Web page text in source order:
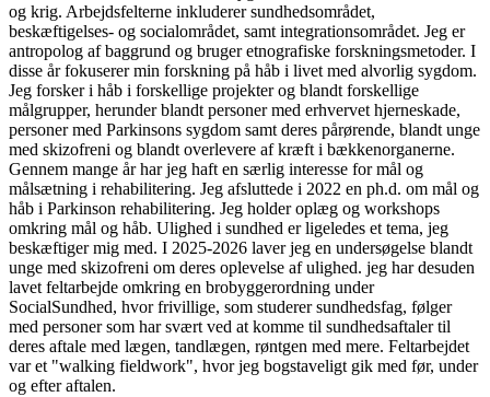
og krig. Arbejdsfelterne inkluderer sundhedsområdet,
beskæftigelses- og socialområdet, samt integrationsområdet. Jeg er
antropolog af baggrund og bruger etnografiske forskningsmetoder. I
disse år fokuserer min forskning på håb i livet med alvorlig sygdom.
Jeg forsker i håb i forskellige projekter og blandt forskellige
målgrupper, herunder blandt personer med erhvervet hjerneskade,
personer med Parkinsons sygdom samt deres pårørende, blandt unge
med skizofreni og blandt overlevere af kræft i bækkenorganerne.
Gennem mange år har jeg haft en særlig interesse for mål og
målsætning i rehabilitering. Jeg afsluttede i 2022 en ph.d. om mål og
håb i Parkinson rehabilitering. Jeg holder oplæg og workshops
omkring mål og håb. Ulighed i sundhed er ligeledes et tema, jeg
beskæftiger mig med. I 2025-2026 laver jeg en undersøgelse blandt
unge med skizofreni om deres oplevelse af ulighed. jeg har desuden
lavet feltarbejde omkring en brobyggerordning under
SocialSundhed, hvor frivillige, som studerer sundhedsfag, følger
med personer som har svært ved at komme til sundhedsaftaler til
deres aftale med lægen, tandlægen, røntgen med mere. Feltarbejdet
var et "walking fieldwork", hvor jeg bogstaveligt gik med før, under
og efter aftalen.